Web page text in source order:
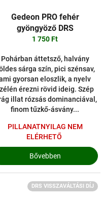
Gedeon PRO fehér
gyöngyöző DRS
1 750 Ft
Pohárban áttetsző, halvány
sárga szín, pici szénsav,
gyorsan eloszlik, a nyelv
érezni rövid ideig. Szép
illat rózsás dominanciával,
finom tűzkő-ásvány...
PILLANATNYILAG NEM
ELÉRHETŐ
Bővebben
DRS VISSZAVÁLTÁSI DÍJ